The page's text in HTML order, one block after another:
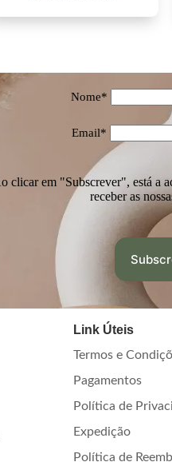
Nome*
Email*
clicar em "Subscrever", está a
receber as
Link Úteis
Termos e
Pagamentos
Política de
Expedição
Política de